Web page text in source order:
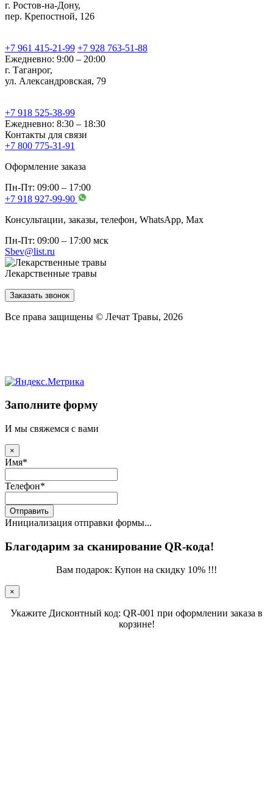
г. Ростов-на-Дону,
пер. Крепостной, 126
+7 961 415-21-99 +7 928 763-51-88
Ежедневно: 9:00 – 20:00
г. Таганрог,
ул. Александровская, 79
+7 918 525-38-99
Ежедневно: 8:30 – 18:30
Контакты для связи
+7 800 775-31-91
Оформление заказа
Пн-Пт: 09:00 – 17:00
+7 918 927-99-90
Консультации, заказы, телефон, WhatsApp, Мах
Пн-Пт: 09:00 – 17:00 мск
Sbev@list.ru
Лекарственные травы
Заказать звонок
Все права защищены © Лечат Травы, 2026
Заполните форму
И мы свяжемся с вами
×
Имя*
Телефон*
Отправить
Инициализация отправки формы...
Благодарим за сканирование QR-кода!
Вам подарок: Купон на скидку 10% !!!
×
Укажите Дисконтный код: QR-001 при оформлении заказа в
корзине!